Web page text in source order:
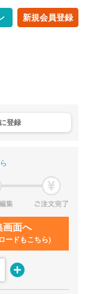
新規会員登録
登録
画面へ
ードもこちら)